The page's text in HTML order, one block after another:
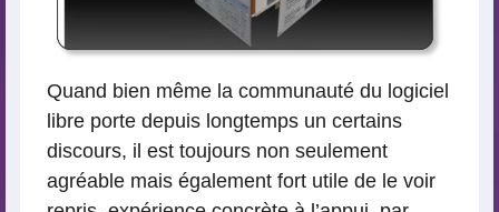
Quand bien même la communauté du logiciel
libre porte depuis longtemps un certains
discours, il est toujours non seulement
agréable mais également fort utile de le voir